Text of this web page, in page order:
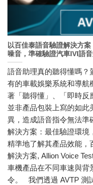
以百佳泰語音驗證解決方
噪音，準確驗證汽車IVI語
語音助理真的聽得懂嗎？
有的車載娛樂系統和導航
著「聽得懂」、「即時反
並非產品包裝上寫的如
異，造成語音指令無法
解決方案：最佳驗證環
精準地了解其產品效能，
解決方案, Allion Voice
車機產品在不同車速與背
令。 我們透過 AVTP 測